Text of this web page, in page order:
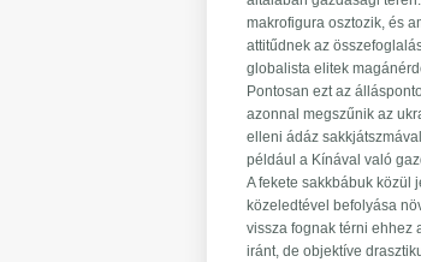
makrofigura osztozik, és
attitűdnek az
globalista elitek
Pontosan ezt az
azonnal megszűnik az
elleni ádáz
például a Kínával való
A fekete sakkbábuk közül
közeledtével befolyása
vissza fognak térni ehhez
iránt, de objektíve